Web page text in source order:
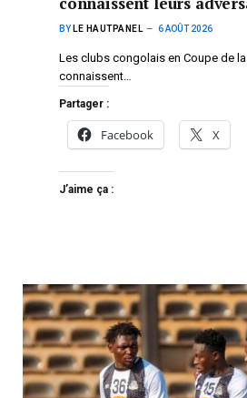
BY LE HAUTPANEL 6 AOÛT 2026
Les clubs congolais en Coupe de
connaissent…
Partager :
Facebook X
J’aime ça :